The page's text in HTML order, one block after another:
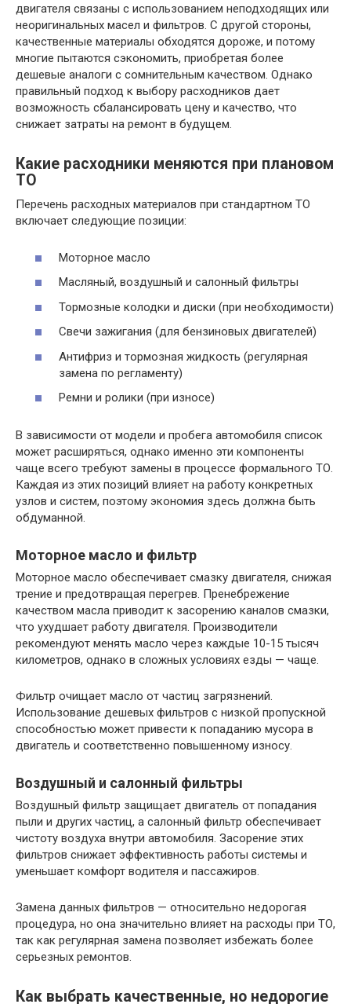
двигателя связаны с использованием неподходящих или
неоригинальных масел и фильтров. С другой стороны,
качественные материалы обходятся дороже, и потому
многие пытаются сэкономить, приобретая более
дешевые аналоги с сомнительным качеством. Однако
правильный подход к выбору расходников дает
возможность сбалансировать цену и качество, что
снижает затраты на ремонт в будущем.
Какие расходники меняются при плановом
ТО
Перечень расходных материалов при стандартном ТО
включает следующие позиции:
Моторное масло
Масляный, воздушный и салонный фильтры
Тормозные колодки и диски (при необходимости)
Свечи зажигания (для бензиновых двигателей)
Антифриз и тормозная жидкость (регулярная
замена по регламенту)
Ремни и ролики (при износе)
В зависимости от модели и пробега автомобиля список
может расширяться, однако именно эти компоненты
чаще всего требуют замены в процессе формального ТО.
Каждая из этих позиций влияет на работу конкретных
узлов и систем, поэтому экономия здесь должна быть
обдуманной.
Моторное масло и фильтр
Моторное масло обеспечивает смазку двигателя, снижая
трение и предотвращая перегрев. Пренебрежение
качеством масла приводит к засорению каналов смазки,
что ухудшает работу двигателя. Производители
рекомендуют менять масло через каждые 10-15 тысяч
километров, однако в сложных условиях езды — чаще.
Фильтр очищает масло от частиц загрязнений.
Использование дешевых фильтров с низкой пропускной
способностью может привести к попаданию мусора в
двигатель и соответственно повышенному износу.
Воздушный и салонный фильтры
Воздушный фильтр защищает двигатель от попадания
пыли и других частиц, а салонный фильтр обеспечивает
чистоту воздуха внутри автомобиля. Засорение этих
фильтров снижает эффективность работы системы и
уменьшает комфорт водителя и пассажиров.
Замена данных фильтров — относительно недорогая
процедура, но она значительно влияет на расходы при ТО,
так как регулярная замена позволяет избежать более
серьезных ремонтов.
Как выбрать качественные, но недорогие